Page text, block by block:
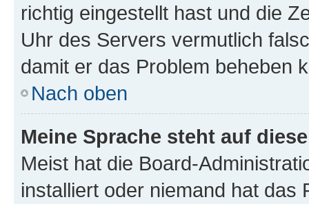
richtig eingestellt hast und die
Uhr des Servers vermutlich
damit er das Problem beheben
Nach oben
Meine Sprache steht auf
Meist hat die Board-
installiert oder niemand hat das